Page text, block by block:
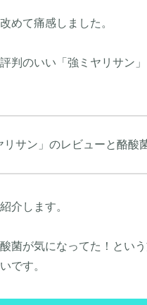
めて痛感しました。
判のいい「強ミヤリサン
リサン」のレビューと酪酸
介します。
菌が気になってた！とい
です。